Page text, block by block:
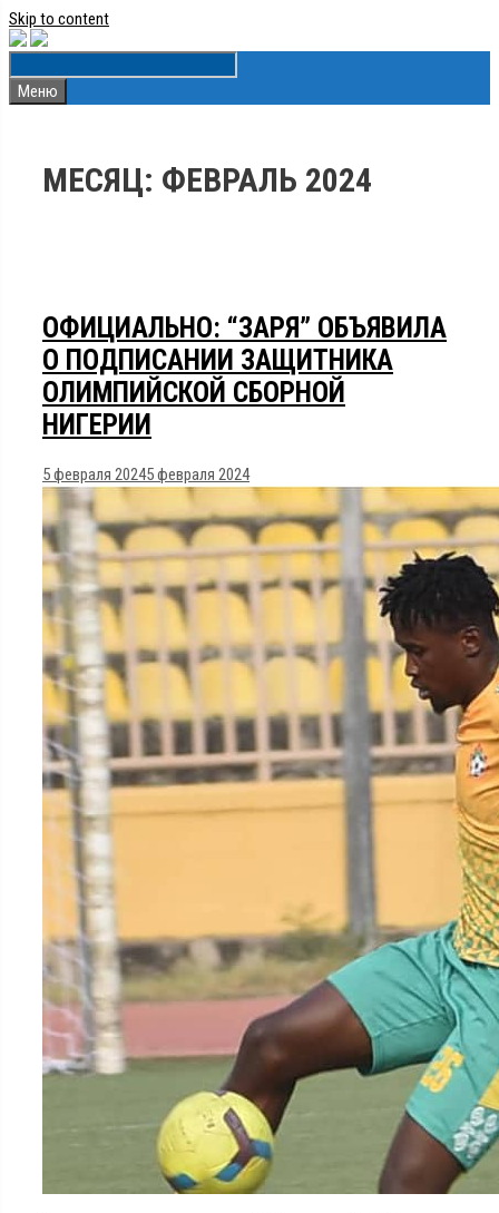
Skip to content
Меню
МЕСЯЦ: ФЕВРАЛЬ 2024
ОФИЦИАЛЬНО: “ЗАРЯ” ОБЪЯВИЛА
О ПОДПИСАНИИ ЗАЩИТНИКА
ОЛИМПИЙСКОЙ СБОРНОЙ
НИГЕРИИ
5 февраля 20245 февраля 2024